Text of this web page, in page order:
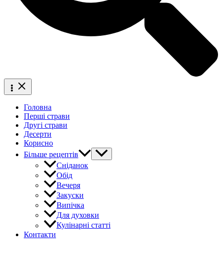
Головна
Перші страви
Другі страви
Десерти
Корисно
Більше рецептів
Сніданок
Обід
Вечеря
Закуски
Випічка
Для духовки
Кулінарні статті
Контакти